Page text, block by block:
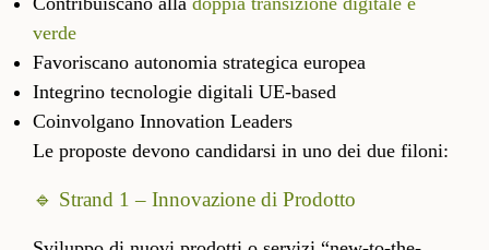
verde
Favoriscano autonomia strategica europea
Integrino tecnologie digitali UE-based
Coinvolgano Innovation Leaders
Le proposte devono candidarsi in uno dei due filoni:
🔹 Strand 1 – Innovazione di Prodotto